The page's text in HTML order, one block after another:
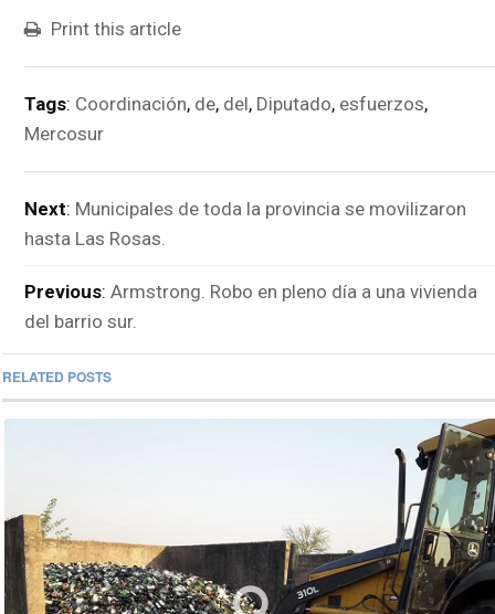
Print this article
Tags: Coordinación, de, del, Diputado, esfuerzos,
Mercosur
Next: Municipales de toda la provincia se movilizaron
hasta Las Rosas.
Previous: Armstrong. Robo en pleno día a una vivienda
del barrio sur.
RELATED POSTS